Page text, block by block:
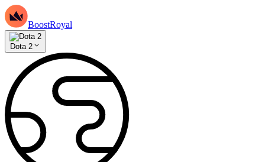
BoostRoyal
Dota 2